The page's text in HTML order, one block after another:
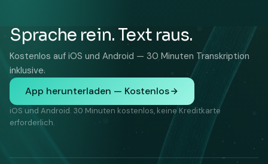
Sprache rein. Text raus.
Kostenlos auf iOS und Android — 30 Minuten Transkription
inklusive.
App herunterladen — Kostenlos
iOS und Android. 30 Minuten kostenlos, keine Kreditkarte
erforderlich.